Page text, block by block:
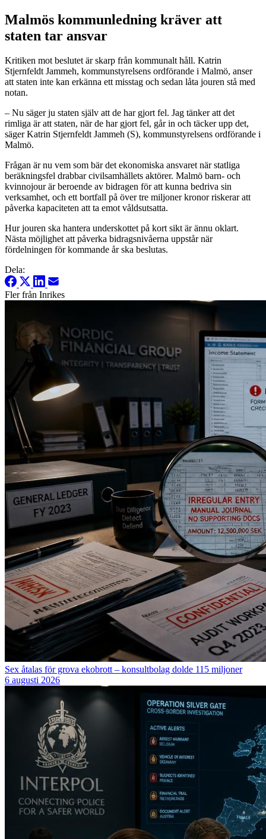
Malmös kommunledning kräver att
staten tar ansvar
Kritiken mot beslutet är skarp från kommunalt håll. Katrin
Stjernfeldt Jammeh, kommunstyrelsens ordförande i Malmö, anser
att staten inte kan erkänna ett misstag och sedan låta jouren stå med
notan.
– Nu säger ju staten själv att de har gjort fel. Jag tänker att det
rimliga är att staten, när de har gjort fel, går in och täcker upp det,
säger Katrin Stjernfeldt Jammeh (S), kommunstyrelsens ordförande i
Malmö.
Frågan är nu vem som bär det ekonomiska ansvaret när statliga
beräkningsfel drabbar civilsamhällets aktörer. Malmö barn- och
kvinnojour är beroende av bidragen för att kunna bedriva sin
verksamhet, och ett bortfall på över tre miljoner kronor riskerar att
påverka kapaciteten att ta emot våldsutsatta.
Hur jouren ska hantera underskottet på kort sikt är ännu oklart.
Nästa möjlighet att påverka bidragsnivåerna uppstår när
fördelningen för kommande år ska beslutas.
Dela:
Fler från Inrikes
Sex åtalas för grova ekobrott – konsultbolag dolde 115 miljoner
6 augusti 2026